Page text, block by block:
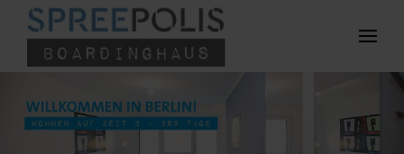
Zum Hauptinhalt springen